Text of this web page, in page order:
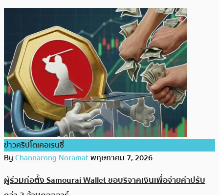
ข่าวคริปโตเคอเรนซี่
ByChannarong Noramatพฤษภาคม 7, 2026
ผู้ร่วมก่อตั้ง Samourai Wallet ขอบริจาคเงินเพื่อจ่ายค่าปรับ